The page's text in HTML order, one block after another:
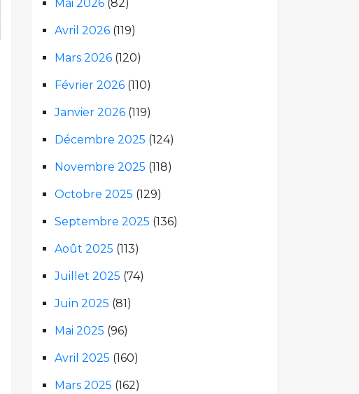
Mai 2026 (82)
Avril 2026 (119)
Mars 2026 (120)
Février 2026 (110)
Janvier 2026 (119)
Décembre 2025 (124)
Novembre 2025 (118)
Octobre 2025 (129)
Septembre 2025 (136)
Août 2025 (113)
Juillet 2025 (74)
Juin 2025 (81)
Mai 2025 (96)
Avril 2025 (160)
Mars 2025 (162)